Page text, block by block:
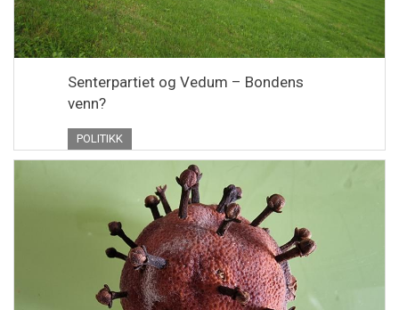
Senterpartiet og Vedum – Bondens
venn?
POLITIKK